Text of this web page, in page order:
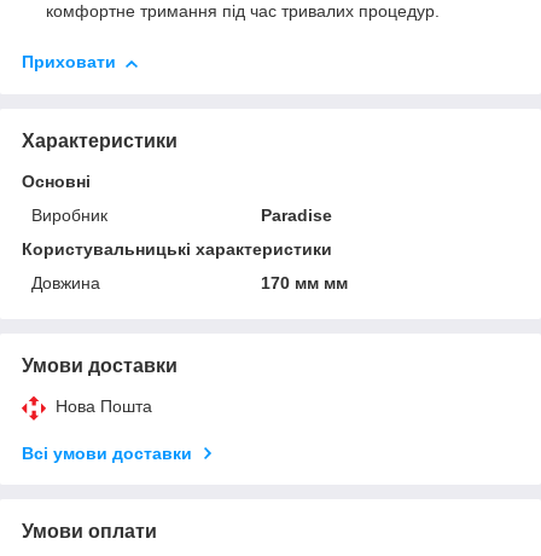
комфортне тримання під час тривалих процедур.
Приховати
Характеристики
Основні
Виробник
Paradise
Користувальницькі характеристики
Довжина
170 мм мм
Умови доставки
Нова Пошта
Всі умови доставки
Умови оплати